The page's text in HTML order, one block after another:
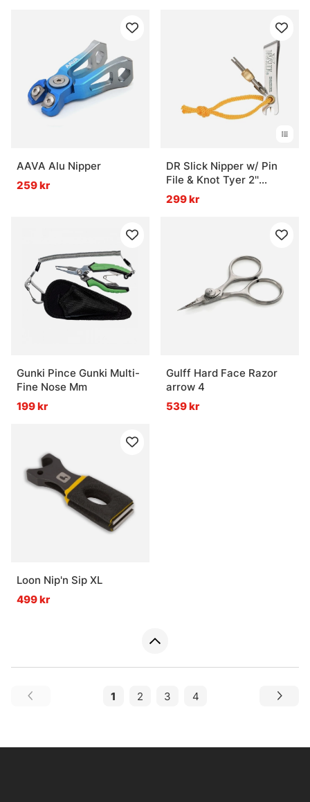
AAVA Alu Nipper
259 kr
DR Slick Nipper w/ Pin
File & Knot Tyer 2''
Stainless Steel
299 kr
Gunki Pince Gunki Multi-
Fine Nose Mm
199 kr
Gulff Hard Face Razor
arrow 4
539 kr
Loon Nip'n Sip XL
499 kr
1 2 3 4